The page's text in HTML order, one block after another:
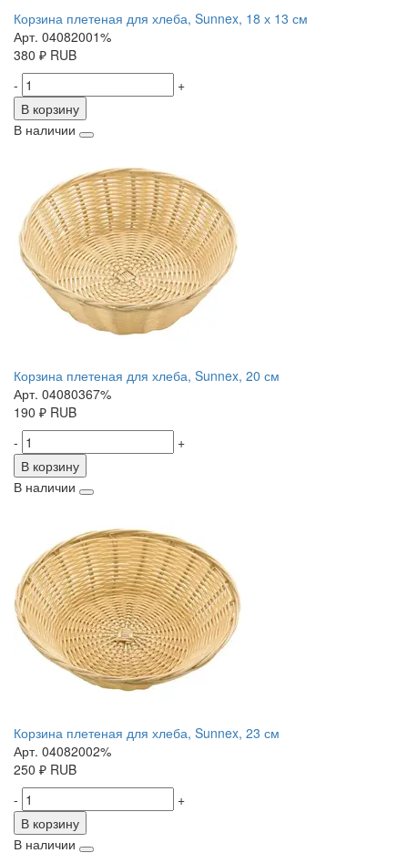
Корзина плетеная для хлеба, Sunnex, 18 х 13 см
Арт. 04082001%
380 ₽ RUB
-
+
В корзину
В наличии
Корзина плетеная для хлеба, Sunnex, 20 см
Арт. 04080367%
190 ₽ RUB
-
+
В корзину
В наличии
Корзина плетеная для хлеба, Sunnex, 23 см
Арт. 04082002%
250 ₽ RUB
-
+
В корзину
В наличии